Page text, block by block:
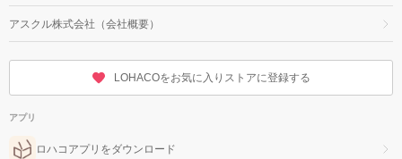
アスクル株式会社（会社概要）
LOHACOをお気に入りストアに登録する
アプリ
ロハコアプリをダウンロード